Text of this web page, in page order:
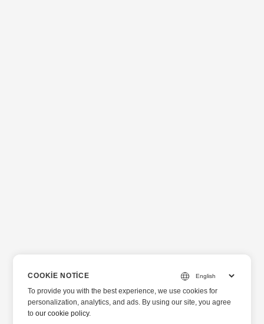
COOKIE NOTICE
To provide you with the best experience, we use cookies for
personalization, analytics, and ads. By using our site, you agree
toour cookie policy.